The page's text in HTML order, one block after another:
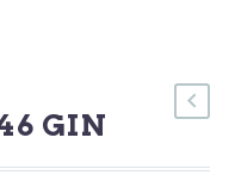
GIN